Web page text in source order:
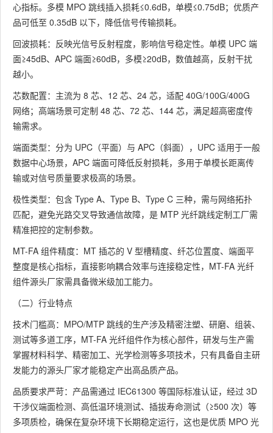
心指标。多模 MPO 跳线插入损耗≤0.6dB，单模≤0.75dB；优质产
品可低至 0.35dB 以下，降低信号传输损耗。
回波损耗：反映光信号反射程度，影响信号稳定性。单模 UPC 端
面≥45dB、APC 端面≥60dB，多模≥20dB，数值越高，反射干扰
越小。
芯数配置：主流为 8 芯、12 芯、24 芯，适配 40G/100G/400G
网络；高端场景可定制 48 芯、72 芯、144 芯，满足超高密度传
输需求。
端面类型：分为 UPC（平面）与 APC（斜面），UPC 适用于一般
数据中心场景，APC 端面可降低反射损耗，多用于单模长距离传
输或对信号质量要求极高的场景。
极性类型：包含 Type A、Type B、Type C 三种，需与网络拓扑
匹配，避免光路交叉导致通信故障，是 MTP 光纤跳线定制工厂需
精准把控的定制参数。
MT-FA 组件精度：MT 插芯的 V 型槽精度、纤芯位置度、端面平
整度是核心指标，直接影响耦合效率与连接稳定性，MT-FA 光纤
组件源头厂家需具备微米级加工能力。
（二）行业特点
技术门槛高：MPO/MTP 跳线的生产涉及精密注塑、研磨、组装、
测试等多道工序，MT-FA 光纤组件作为核心部件，研发与生产需
掌握材料科学、精密加工、光学检测等多项技术，只有具备自主研
发能力的源头厂家才能稳定产出高品质产品。
品质要求严苛：产品需通过 IEC61300 等国际标准认证，经过 3D
干涉仪端面检测、高低温环境测试、插拔寿命测试（≥500 次）等
多项质检，确保在复杂环境下长期稳定运行，这也是优质 MPO 光